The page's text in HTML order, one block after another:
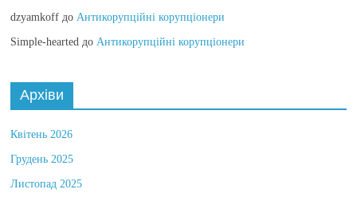
dzyamkoff до Антикорупційні корупціонери
Simple-hearted до Антикорупційні корупціонери
Архіви
Квітень 2026
Грудень 2025
Листопад 2025